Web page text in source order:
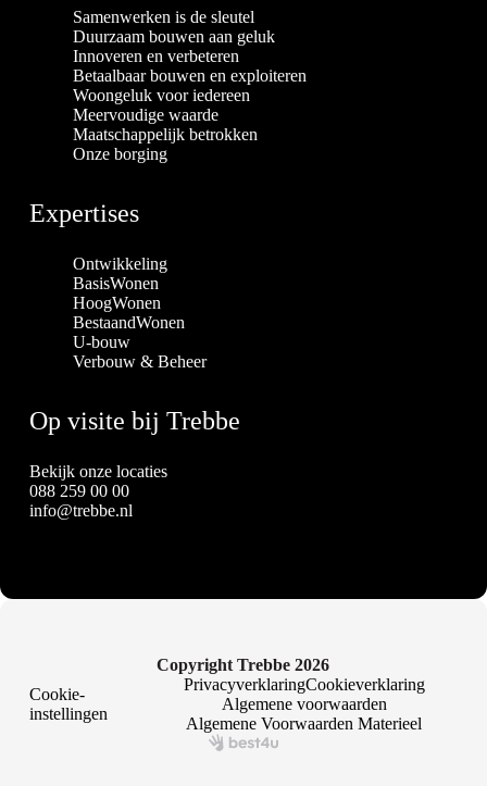
Samenwerken is de sleutel
Duurzaam bouwen aan geluk
Innoveren en verbeteren
Betaalbaar bouwen en exploiteren
Woongeluk voor iedereen
Meervoudige waarde
Maatschappelijk betrokken
Onze borging
Expertises
Ontwikkeling
BasisWonen
HoogWonen
BestaandWonen
U-bouw
Verbouw & Beheer
Op visite bij Trebbe
Bekijk onze locaties
088 259 00 00
info@trebbe.nl
Copyright Trebbe 2026
Cookie-
instellingen
PrivacyverklaringCookieverklaring
Algemene voorwaarden
Algemene Voorwaarden Materieel